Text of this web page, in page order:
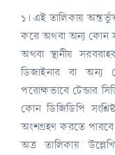
১। এই তালিকায়
করে অথবা অন্য কোন
অথবা স্থানীয়
ডিজাইনার বা অন্য
পরোক্ষভাবে টেন্ডার
কোন ডিজিডিপি
অংশগ্রহণ করতে পারবে
অত্র তালিকায়